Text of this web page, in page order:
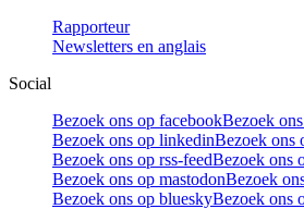
Rapporteur
Newsletters en anglais
Social
Bezoek ons op facebookBezoek
Bezoek ons op linkedinBezoek ons
Bezoek ons op rss-feedBezoek ons
Bezoek ons op mastodonBezoek
Bezoek ons op blueskyBezoek ons